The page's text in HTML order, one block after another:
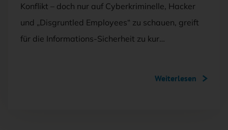
Konflikt – doch nur auf Cyberkriminelle, Hacker
und „Disgruntled Employees“ zu schauen, greift
für die Informations-Sicherheit zu kur…
Weiterlesen